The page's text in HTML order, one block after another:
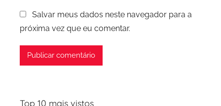
Salvar meus dados neste navegador para a
próxima vez que eu comentar.
Top 10 mais vistos